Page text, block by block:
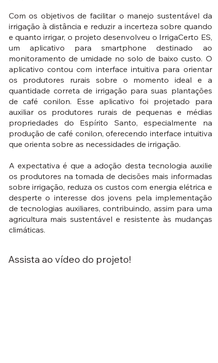
Com os objetivos de facilitar o manejo sustentável da
irrigação à distância e reduzir a incerteza sobre quando
e quanto irrigar, o projeto desenvolveu o IrrigaCerto ES,
um aplicativo para smartphone destinado ao
monitoramento de umidade no solo de baixo custo. O
aplicativo contou com interface intuitiva para orientar
os produtores rurais sobre o momento ideal e a
quantidade correta de irrigação para suas plantações
de café conilon. Esse aplicativo foi projetado para
auxiliar os produtores rurais de pequenas e médias
propriedades do Espírito Santo, especialmente na
produção de café conilon, oferecendo interface intuitiva
que orienta sobre as necessidades de irrigação.
A expectativa é que a adoção desta tecnologia auxilie
os produtores na tomada de decisões mais informadas
sobre irrigação, reduza os custos com energia elétrica e
desperte o interesse dos jovens pela implementação
de tecnologias auxiliares, contribuindo, assim para uma
agricultura mais sustentável e resistente às mudanças
climáticas.
Assista ao vídeo do projeto!